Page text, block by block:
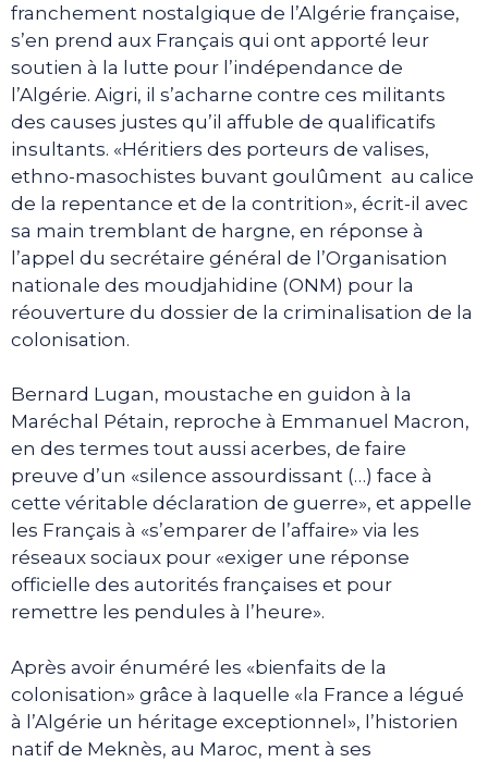
franchement nostalgique de l’Algérie française,
s’en prend aux Français qui ont apporté leur
soutien à la lutte pour l’indépendance de
l’Algérie. Aigri, il s’acharne contre ces militants
des causes justes qu’il affuble de qualificatifs
insultants. «Héritiers des porteurs de valises,
ethno-masochistes buvant goulûment au calice
de la repentance et de la contrition», écrit-il avec
sa main tremblant de hargne, en réponse à
l’appel du secrétaire général de l’Organisation
nationale des moudjahidine (ONM) pour la
réouverture du dossier de la criminalisation de la
colonisation.
Bernard Lugan, moustache en guidon à la
Maréchal Pétain, reproche à Emmanuel Macron,
en des termes tout aussi acerbes, de faire
preuve d’un «silence assourdissant (…) face à
cette véritable déclaration de guerre», et appelle
les Français à «s’emparer de l’affaire» via les
réseaux sociaux pour «exiger une réponse
officielle des autorités françaises et pour
remettre les pendules à l’heure».
Après avoir énuméré les «bienfaits de la
colonisation» grâce à laquelle «la France a légué
à l’Algérie un héritage exceptionnel», l’historien
natif de Meknès, au Maroc, ment à ses